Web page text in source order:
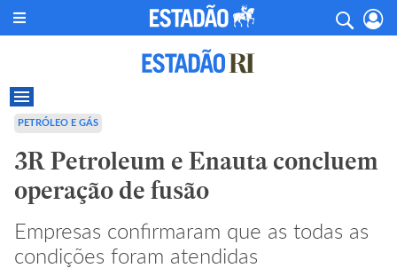
PETRÓLEO E GÁS
3R Petroleum e Enauta concluem
operação de fusão
Empresas confirmaram que as todas as
condições foram atendidas